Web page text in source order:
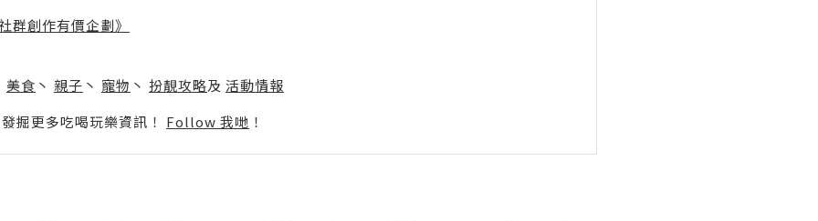
群創作有價企劃》
美食 丶 親子 丶 寵物 丶 扮靚攻略及 活動情報
掘更多吃喝玩樂資訊！ Follow 我哋 ！